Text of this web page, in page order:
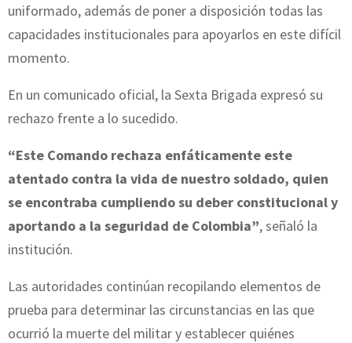
uniformado, además de poner a disposición todas las
capacidades institucionales para apoyarlos en este difícil
momento.
En un comunicado oficial, la Sexta Brigada expresó su
rechazo frente a lo sucedido.
“Este Comando rechaza enfáticamente este
atentado contra la vida de nuestro soldado, quien
se encontraba cumpliendo su deber constitucional y
aportando a la seguridad de Colombia”, señaló la
institución.
Las autoridades continúan recopilando elementos de
prueba para determinar las circunstancias en las que
ocurrió la muerte del militar y establecer quiénes